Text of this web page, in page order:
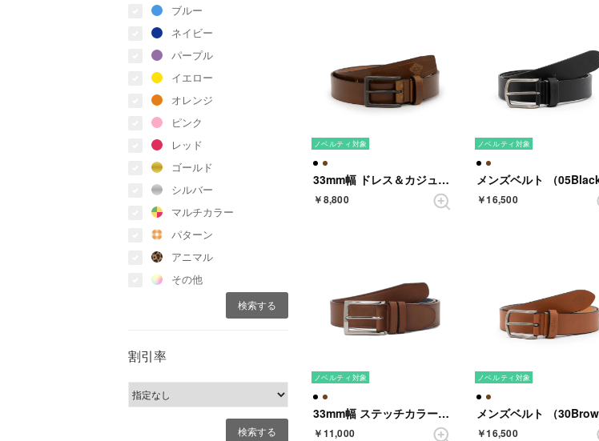
ブルー
ネイビー
パープル
イエロー
オレンジ
ピンク
レッド
ゴールド
シルバー
マルチカラー
パターン
アニマル
その他
割引率
ノベルティ対象
33mm幅 ドレス＆カジュアルベルト （DARKBROWN）
￥8,800
ノベルティ対象
メンズベルト （05Black
￥16,500
ノベルティ対象
33mm幅 ステッチカラーベルト （BROWN）
￥11,000
ノベルティ対象
￥16,500